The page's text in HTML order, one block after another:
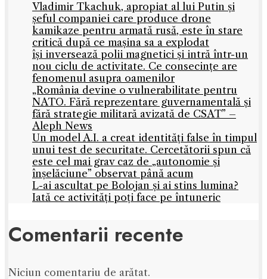
Vladimir Tkachuk, apropiat al lui Putin și
șeful companiei care produce drone
kamikaze pentru armată rusă, este în stare
critică după ce mașina sa a explodat
își inversează polii magnetici și intră într-un
nou ciclu de activitate. Ce consecințe are
fenomenul asupra oamenilor
„România devine o vulnerabilitate pentru
NATO. Fără reprezentare guvernamentală și
fără strategie militară avizată de CSAT” –
Aleph News
Un model A.I. a creat identități false în timpul
unui test de securitate. Cercetătorii spun că
este cel mai grav caz de „autonomie și
înșelăciune” observat până acum
L-ai ascultat pe Bolojan și ai stins lumina?
Iată ce activități poți face pe întuneric
Comentarii recente
Niciun comentariu de arătat.